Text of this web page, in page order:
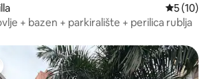
Prosječna
5 (10)
+ bazen + parkiralište + perilica rublja